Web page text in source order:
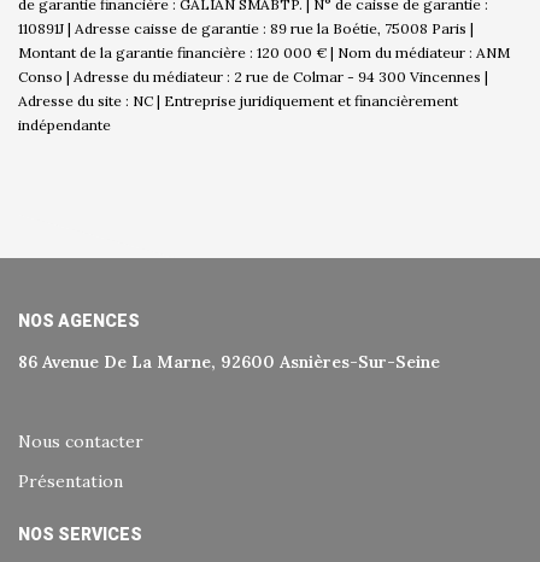
de garantie financière : GALIAN SMABTP. | N° de caisse de garantie :
110891J | Adresse caisse de garantie : 89 rue la Boétie, 75008 Paris |
Montant de la garantie financière : 120 000 € | Nom du médiateur : ANM
Conso | Adresse du médiateur : 2 rue de Colmar - 94 300 Vincennes |
Adresse du site : NC | Entreprise juridiquement et financièrement
indépendante
NOS AGENCES
86 Avenue De La Marne, 92600 Asnières-Sur-Seine
Nous contacter
Présentation
NOS SERVICES